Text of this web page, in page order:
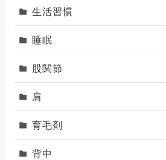
生活習慣
睡眠
股関節
肩
育毛剤
背中